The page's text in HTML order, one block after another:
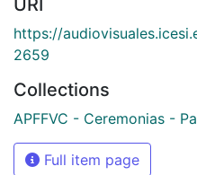
URI
https://
2659
Collections
APFFVC - Ceremonias -
Full item page